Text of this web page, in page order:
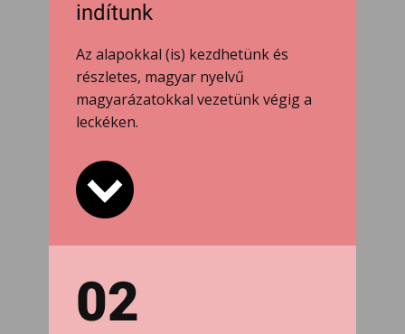
indítunk
Az alapokkal (is) kezdhetünk és
részletes, magyar nyelvű
magyarázatokkal vezetünk végig a
leckéken.
02